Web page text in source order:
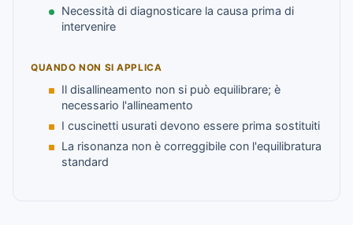
Necessità di diagnosticare la causa prima di
intervenire
QUANDO NON SI APPLICA
Il disallineamento non si può equilibrare; è
necessario l'allineamento
I cuscinetti usurati devono essere prima sostituiti
La risonanza non è correggibile con l'equilibratura
standard